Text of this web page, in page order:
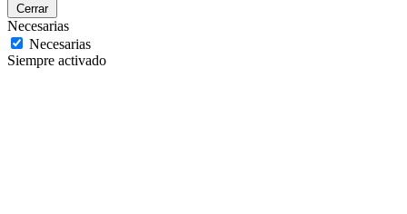
Cerrar
Necesarias
Necesarias
Siempre activado